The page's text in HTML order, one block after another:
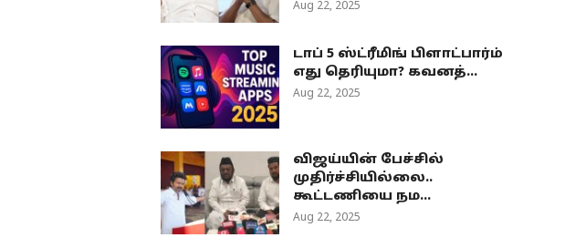
Aug 22, 2025
டாப் 5 ஸ்ட்ரீமிங் பிளாட்பார்ம்
எது தெரியுமா? கவனத்...
Aug 22, 2025
விஜய்யின் பேச்சில்
முதிர்ச்சியில்லை..
கூட்டணியை நம...
Aug 22, 2025